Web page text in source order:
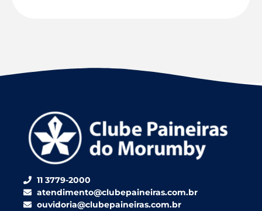
11 3779-2000
atendimento@clubepaineiras.com.br
ouvidoria@clubepaineiras.com.br